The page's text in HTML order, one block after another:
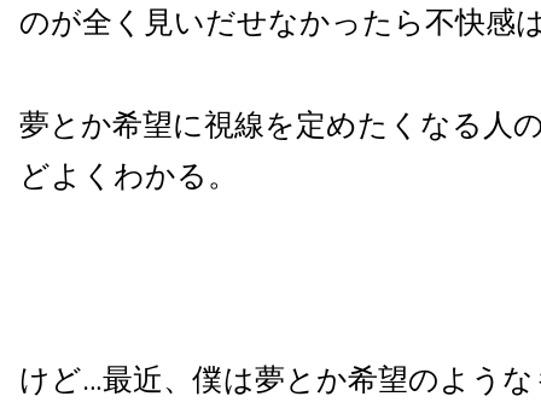
のが全く見いだせなかったら不快感
夢とか希望に視線を定めたくなる人
どよくわかる。
けど…最近、僕は夢とか希望のよう